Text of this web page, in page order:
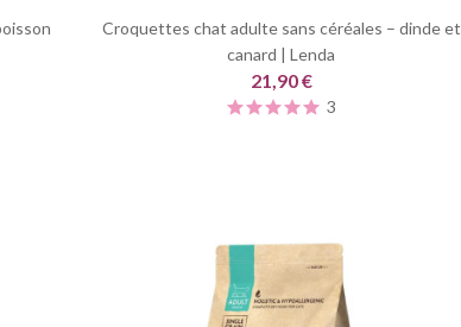
Croquettes chat adulte sans céréales – dinde et
canard | Lenda
21,90 €
3